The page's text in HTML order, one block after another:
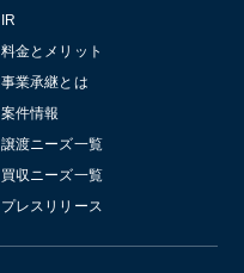
IR
料金とメリット
事業承継とは
案件情報
譲渡ニーズ一覧
買収ニーズ一覧
プレスリリース